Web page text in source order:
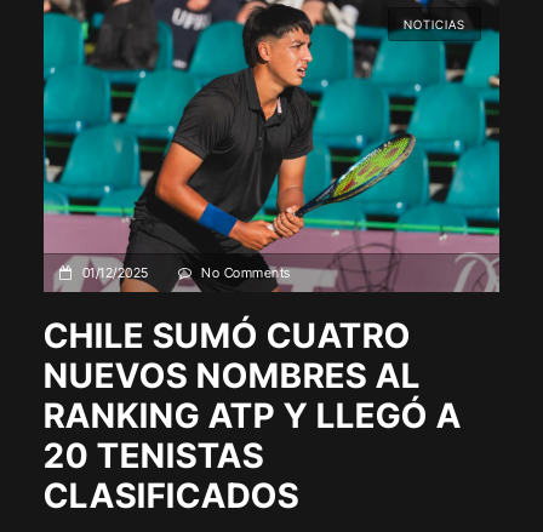
NOTICIAS
01/12/2025 No Comments
CHILE SUMÓ CUATRO
NUEVOS NOMBRES AL
RANKING ATP Y LLEGÓ A
20 TENISTAS
CLASIFICADOS